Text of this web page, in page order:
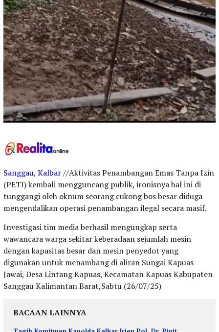
Sanggau, Kalbar//Aktivitas Penambangan Emas Tanpa Izin
(PETI) kembali mengguncang publik, ironisnya hal ini di
tunggangi oleh oknum seorang cukong bos besar diduga
mengendalikan operasi penambangan ilegal secara masif.
Investigasi tim media berhasil mengungkap serta
wawancara warga sekitar keberadaan sejumlah mesin
dengan kapasitas besar dan mesin penyedot yang
digunakan untuk menambang di aliran Sungai Kapuas
Jawai, Desa Lintang Kapuas, Kecamatan Kapuas Kabupaten
Sanggau Kalimantan Barat,Sabtu (26/07/25)
BACAAN LAINNYA